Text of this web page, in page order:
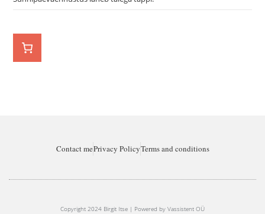
Contact mePrivacy PolicyTerms and conditions
Copyright 2024 Birgit Itse | Powered by Vassistent OÜ